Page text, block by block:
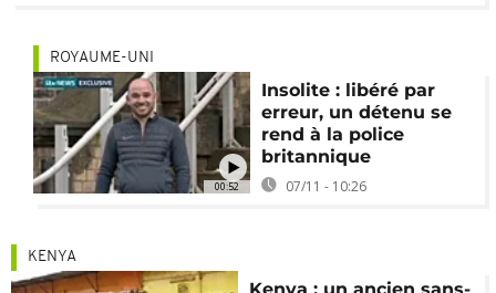
00:52
ROYAUME-UNI
Insolite : libéré par
erreur, un détenu se
rend à la police
britannique
07/11 - 10:26
KENYA